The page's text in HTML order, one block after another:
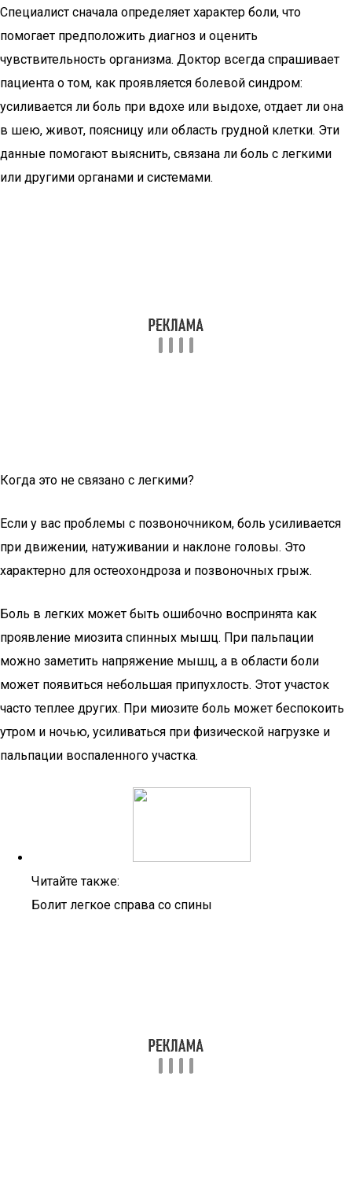
Специалист сначала определяет характер боли, что
помогает предположить диагноз и оценить
чувствительность организма. Доктор всегда спрашивает
пациента о том, как проявляется болевой синдром:
усиливается ли боль при вдохе или выдохе, отдает ли она
в шею, живот, поясницу или область грудной клетки. Эти
данные помогают выяснить, связана ли боль с легкими
или другими органами и системами.
Когда это не связано с легкими?
Если у вас проблемы с позвоночником, боль усиливается
при движении, натуживании и наклоне головы. Это
характерно для остеохондроза и позвоночных грыж.
Боль в легких может быть ошибочно воспринята как
проявление миозита спинных мышц. При пальпации
можно заметить напряжение мышц, а в области боли
может появиться небольшая припухлость. Этот участок
часто теплее других. При миозите боль может беспокоить
утром и ночью, усиливаться при физической нагрузке и
пальпации воспаленного участка.
Читайте также:
Болит легкое справа со спины